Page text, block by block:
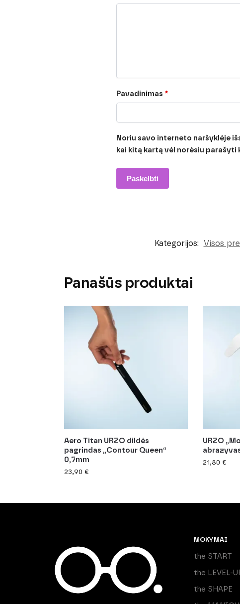
Pavadinimas *
Noriu savo interneto naršyklėje
kai kitą kartą vėl norėsiu parašyti
Kategorijos: Visos
Panašūs produktai
Aero Titan URZO dildės
pagrindas „Contour Queen“
0,7mm
23,90 €
URZO
21,80 €
MOKYMAI
the START
the LEVEL-
the SHAPE